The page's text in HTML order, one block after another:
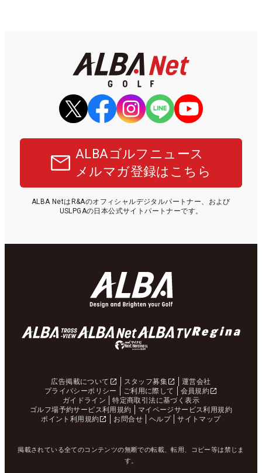
ALBAゴルフニュース
メルマガ登録はこちら
ALBA NetはR&Aのオフィシャルデジタルパートナー、および
USLPGAの日本公式サイトパートナーです。
広告掲載について スタッフ募集
運営会社
プライバシーポリシー
ご利用に際して
会員規約
ガイドライン
特定商取引法に基づく表示
ゴルフ場予約サービス利用規約
マイページサービス利用規約
ポイント利用規約
お問合せ ヘルプ サイトマップ
掲載されている全てのコンテンツの無断での転載、転用、コピー等は禁じま
す。